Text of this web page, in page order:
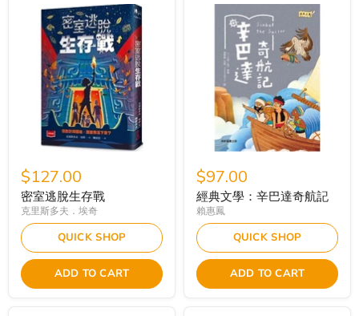
$127.00
密室逃脫生存戰
克里斯多夫．埃奇
QUICK SHOP
ADD TO CART
$97.00
經典文學：辛巴達奇航記
賴惠鳳
QUICK SHOP
ADD TO CART